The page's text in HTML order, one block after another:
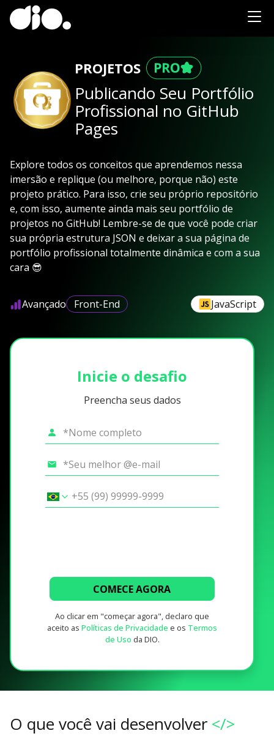
PROJETOS
Publicando Seu Portfólio
Profissional no GitHub
Pages
Explore todos os conceitos que aprendemos nessa
imersão e replique (ou melhore, porque não) este
projeto prático. Para isso, crie seu próprio repositório
e, com isso, aumente ainda mais seu portfólio de
projetos no GitHub! Lembre-se de que você pode criar
sua própria estrutura JSON e deixar a sua página de
portfólio profissional totalmente dinâmica e com a sua
cara 😎
Avançado Front-End JavaScript
Inicie o desafio
Preencha seus dados
COMECE AGORA
Ao clicar em "começar agora", declaro que
aceito as Políticas de Privacidade e os Termos
de Uso da DIO.
O que você vai desenvolver </>